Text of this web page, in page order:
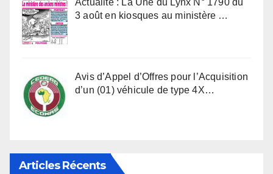
Actualité : La Une du Lynx N° 1790 du
3 août en kiosques au ministère …
Avis d’Appel d’Offres pour l’Acquisition
d’un (01) véhicule de type 4X…
Articles Récents